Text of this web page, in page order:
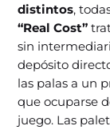
distintos,
“Real Cost”
sin
depósito
las palas a un
que ocuparse
juego. Las